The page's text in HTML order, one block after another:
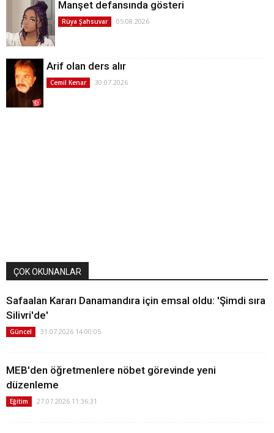
Manşet defansında gösteri
Rüya Şahsuvar 05.08.2026
Arif olan ders alır
Cemil Kenar 30.07.2026
ÇOK OKUNANLAR
Safaalan Kararı Danamandıra için emsal oldu: 'Şimdi sıra
Silivri'de'
Güncel 31.07.2026 14:00:05
MEB'den öğretmenlere nöbet görevinde yeni
düzenleme
Eğitim 27.07.2026 11:36:31